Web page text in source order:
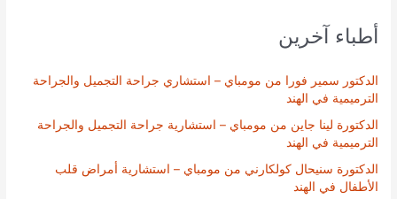
أطباء آخرين
الدكتور سمير فورا من مومباي – استشاري جراحة التجميل والجراحة
الترميمية في الهند
الدكتورة لينا جاين من مومباي – استشارية جراحة التجميل والجراحة
الترميمية في الهند
الدكتورة سنيحال كولكارني من مومباي – استشارية أمراض قلب
الأطفال في الهند